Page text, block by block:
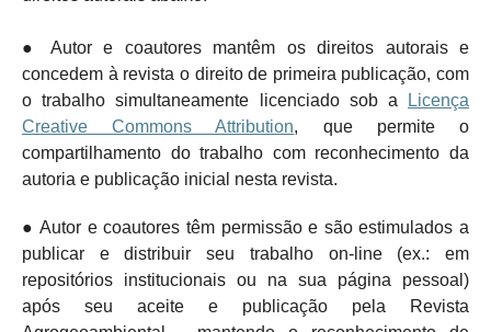
● Autor e coautores mantêm os direitos autorais e
concedem à revista o direito de primeira publicação, com
o trabalho simultaneamente licenciado sob a
Licença
Creative Commons Attribution, que permite o
compartilhamento do trabalho com reconhecimento da
autoria e publicação inicial nesta revista.
● Autor e coautores têm permissão e são estimulados a
publicar e distribuir seu trabalho on-line (ex.: em
repositórios institucionais ou na sua página pessoal)
após seu aceite e publicação pela Revista